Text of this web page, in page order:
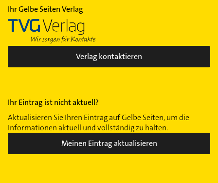
Ihr Gelbe Seiten Verlag
Verlag kontaktieren
Ihr Eintrag ist nicht aktuell?
Aktualisieren Sie Ihren Eintrag auf Gelbe Seiten, um die
Informationen aktuell und vollständig zu halten.
Meinen Eintrag aktualisieren